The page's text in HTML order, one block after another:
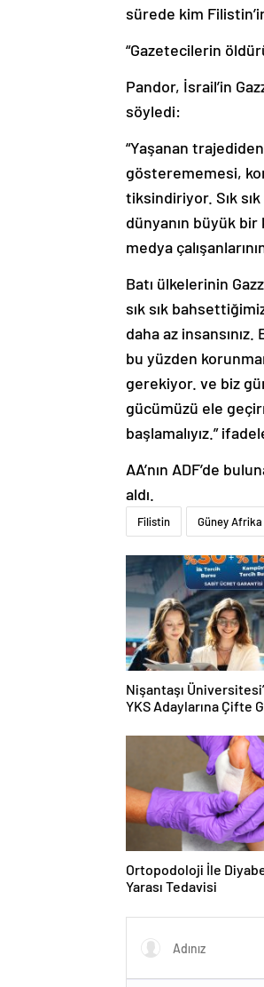
sürede kim
“Gazetecilerin
Pandor, İsrail’in
söyledi:
“Yaşanan
gösterememesi,
tiksindiriyor. Sık
dünyanın büyük bir
medya
Batı ülkelerinin
sık sık
daha az insansınız.
bu yüzden
gerekiyor. ve biz
gücümüzü ele
başlamalıyız.”
AA’nın ADF’de
aldı.
Filistin Güney Afrika
Nişantaşı
YKS Adaylarına Çifte
Ortopodoloji İle
Yarası Tedavisi